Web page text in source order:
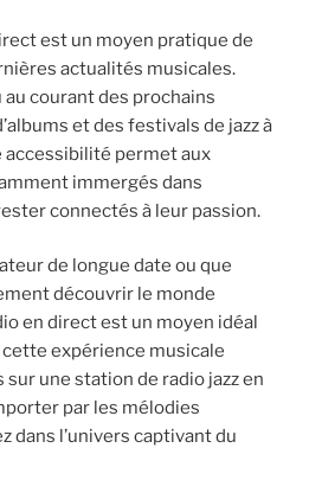
est un moyen pratique de
actualités musicales.
courant des prochains
et des festivals de jazz à
accessibilité permet aux
immergés dans
connectés à leur passion.
de longue date ou que
découvrir le monde
en direct est un moyen idéal
expérience musicale
sur une station de radio jazz en
par les mélodies
dans l’univers captivant du